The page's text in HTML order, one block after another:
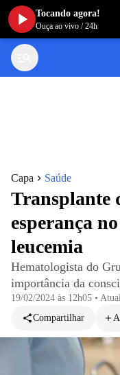
Capa Saúde
Transplante
esperança
leucemia
Hematologista do
importância da
19/02/2024 às 12h05 •
Compartilhar
Tocando agora!
Ouça ao vivo /24h